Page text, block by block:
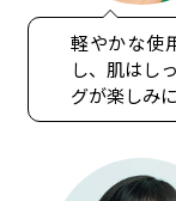
軽やかな使
し、肌はし
グが楽しみ